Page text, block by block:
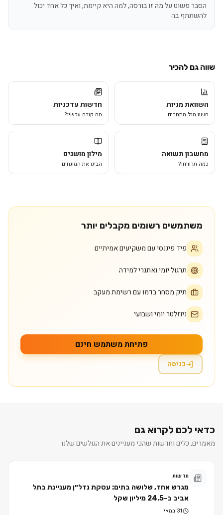
הסבר פשוט על מה זו בורסה, למה היא קיימת, ואיך כל אחד יכול
להשתתף בה
שווה גם להכיר
השוואת מניות
השוו מול מתחרים
חדשות עדכניות
מה קורה עכשיו?
מחשבון תשואה
כמה תרוויחו?
מילון מושגים
הבינו את המונחים
משתמשים רשומים מקבלים יותר
פיד פיננסי עם משקיעים אמיתיים
תרגול יומי ואתגרי למידה
תיק מסחר בדמו עם רשימת מעקב
ניוזלטר יומי ושבועי
פתיחת משתמש חינם
כניסה
כדאי לכם לקרוא גם
מאמרים, כלים וחדשות שהכי מעניינים את הגולשים שלנו
חדשות
מגרש אחד, שלושה בתים: עסקת נדל״ן מעניינת בתל
אביב ב-24.5 מיליון שקל
31 במאי